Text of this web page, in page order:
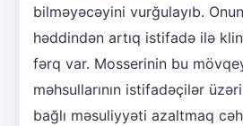
bilməyəcəyini vurğulayıb.
həddindən artıq istifadə ilə
fərq var. Mosserinin bu
məhsullarının istifadəçilər
bağlı məsuliyyəti azaltmaq